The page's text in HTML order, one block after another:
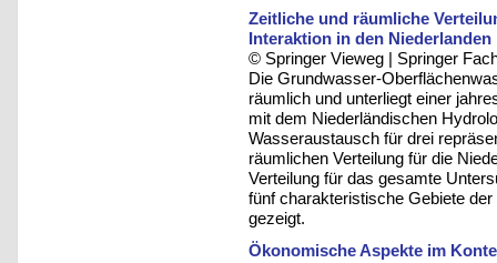
Zeitliche und räumliche
Interaktion in den Niederlanden
© Springer Vieweg | Springer
Die Grundwasser-
räumlich und unterliegt einer
mit dem Niederländischen
Wasseraustausch für drei
räumlichen Verteilung für die
Verteilung für das gesamte
fünf charakteristische Gebiete
gezeigt.
Ökonomische Aspekte im